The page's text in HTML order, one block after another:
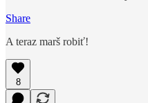
Share
A teraz marš robiť!
8